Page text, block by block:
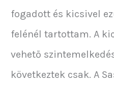
fogadott és kicsivel
felénél tartottam. A
vehető
következtek csak. A